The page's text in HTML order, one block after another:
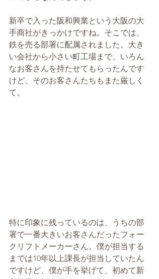
新卒で入った阪和興業という大阪の大
手商社がきっかけですね。そこでは、
鉄を売る部署に配属されました。大き
い会社から小さい町工場まで、いろん
なお客さんを持たせてもらったんです
けど、そのお客さんたちもまた厳しく
て。
特に印象に残っているのは、うちの部
署で一番大きいお客さんだったフォー
クリフトメーカーさん。僕が担当する
までは10年以上課長が担当していたん
ですけど、僕が手を挙げて、初めて新